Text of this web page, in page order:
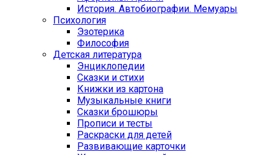
История. Автобиографии. Мемуары
Психология
Эзотерика
Философия
Детская литература
Энциклопедии
Сказки и стихи
Книжки из картона
Музыкальные книги
Сказки брошюры
Прописи и тесты
Раскраски для детей
Развивающие карточки